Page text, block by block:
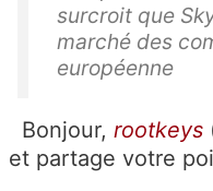
surcroit que
marché des
européenne
Bonjour, rootkeys
et partage votre